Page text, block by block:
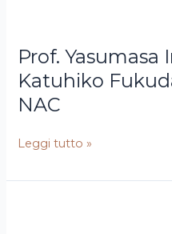
Prof. Yasumasa
Katuhiko
NAC
Inoue
e
Katuhiko
SESSIONE
Leggi tutto »